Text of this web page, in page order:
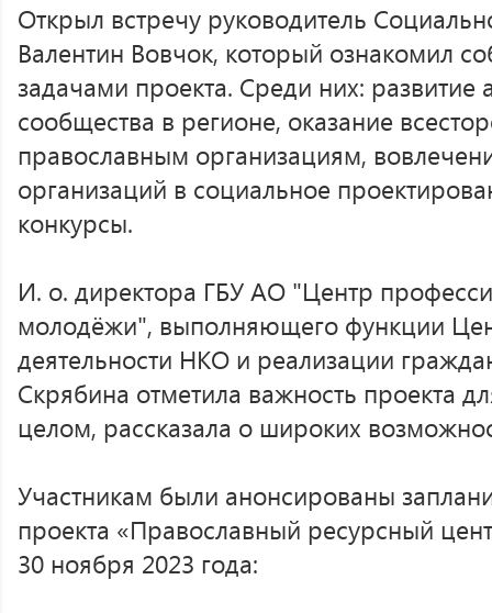
Открыл встречу руководитель
Валентин Вовчок, который ознакомил
задачами проекта. Среди них: развитие
сообщества в регионе, оказание
православным организациям,
организаций в социальное
конкурсы.
И. о. директора ГБУ АО "Центр
молодёжи", выполняющего функции
деятельности НКО и реализации
Скрябина отметила важность проекта
целом, рассказала о широких
Участникам были анонсированы
проекта «Православный ресурсный
30 ноября 2023 года: